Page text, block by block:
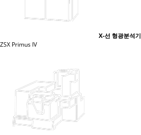
X-선 형광분석기
ZSX Primus IV